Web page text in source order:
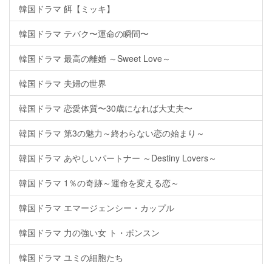
韓国ドラマ 餌【ミッキ】
韓国ドラマ テバク〜運命の瞬間〜
韓国ドラマ 最高の離婚 ～Sweet Love～
韓国ドラマ 夫婦の世界
韓国ドラマ 恋愛体質〜30歳になれば大丈夫〜
韓国ドラマ 第3の魅力～終わらない恋の始まり～
韓国ドラマ あやしいパートナー ～Destiny Lovers～
韓国ドラマ 1％の奇跡～運命を変える恋～
韓国ドラマ エマージェンシー・カップル
韓国ドラマ 力の強い女 ト・ボンスン
韓国ドラマ ユミの細胞たち